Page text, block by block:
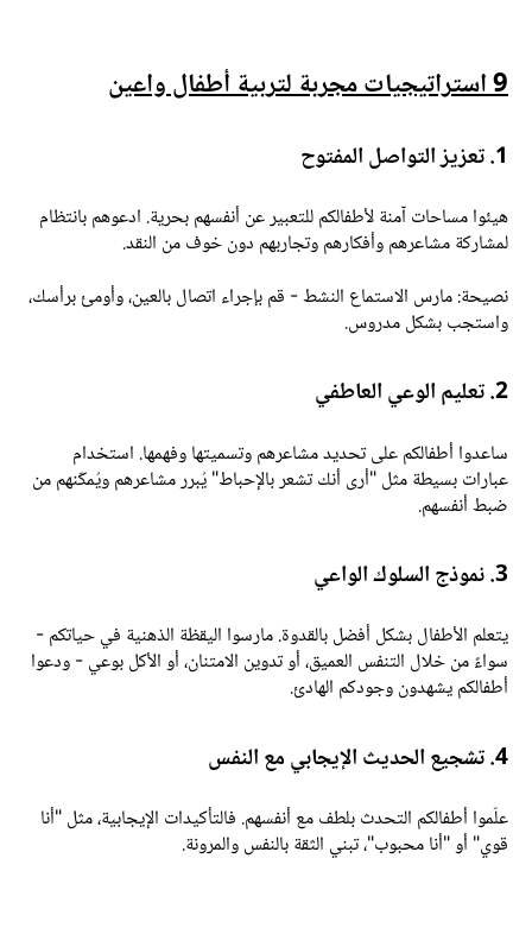
هيئوا مساحات آمنة لأطفالكم للتعبير عن أنفسهم بحرية. ادعوهم بانتظام
لمشاركة مشاعرهم وأفكارهم وتجاربهم دون خوف من النقد.
نصيحة:مارس الاستماع النشط - قم بإجراء اتصال بالعين، وأومئ برأسك،
واستجب بشكل مدروس.
ساعدوا أطفالكم على تحديد مشاعرهم وتسميتها وفهمها. استخدام
عبارات بسيطة مثل "أرى أنك تشعر بالإحباط" يُبرر مشاعرهم ويُمكّنهم من
ضبط أنفسهم.
يتعلم الأطفال بشكل أفضل بالقدوة. مارسوا اليقظة الذهنية في حياتكم -
سواءً من خلال التنفس العميق، أو تدوين الامتنان، أو الأكل بوعي - ودعوا
أطفالكم يشهدون وجودكم الهادئ.
علّموا أطفالكم التحدث بلطف مع أنفسهم. فالتأكيدات الإيجابية، مثل "أنا
قوي" أو "أنا محبوب"، تبني الثقة بالنفس والمرونة.